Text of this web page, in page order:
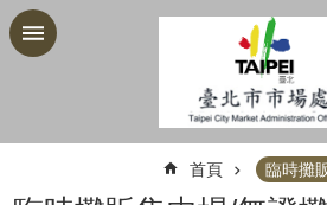
跳到主要內容區塊
首頁 臨時攤